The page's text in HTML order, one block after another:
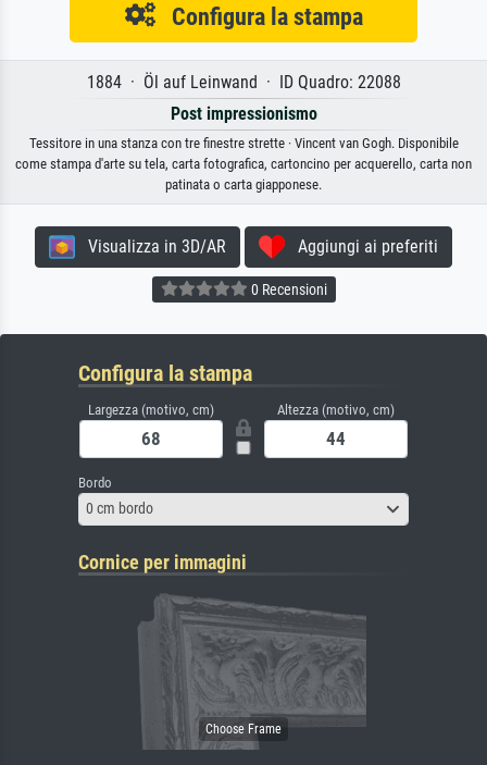
Configura la stampa
1884 · Öl auf Leinwand · ID Quadro: 22088
Post impressionismo
Tessitore in una stanza con tre finestre strette · Vincent van Gogh. Disponibile
come stampa d'arte su tela, carta fotografica, cartoncino per acquerello, carta non
patinata o carta giapponese.
Visualizza in 3D/AR Aggiungi ai preferiti
0 Recensioni
Configura la stampa
Largezza (motivo, cm) Altezza (motivo, cm)
Bordo
0 cm bordo
Cornice per immagini